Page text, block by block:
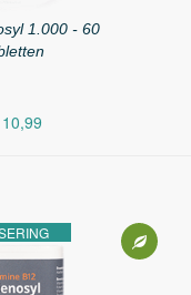
1.000 - 60